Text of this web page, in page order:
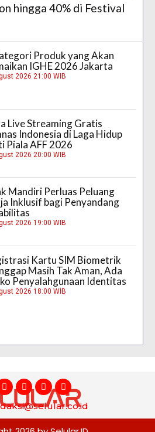
hingga 40% di Festival
Produk yang Akan
IGHE 2026 Jakarta
2026 21:00 WIB
Live Streaming Gratis
Indonesia di Laga Hidup
Piala AFF 2026
2026 20:00 WIB
Mandiri Perluas Peluang
Inklusif bagi Penyandang
2026 19:00 WIB
Kartu SIM Biometrik
Masih Tak Aman, Ada
Penyalahgunaan Identitas
2026 18:00 WIB